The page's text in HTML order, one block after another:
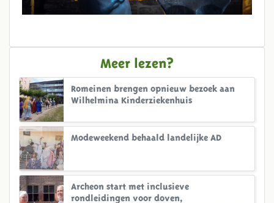
Meer lezen?
Romeinen brengen opnieuw bezoek aan
Wilhelmina Kinderziekenhuis
Modeweekend behaald landelijke AD
Archeon start met inclusieve
rondleidingen voor doven,